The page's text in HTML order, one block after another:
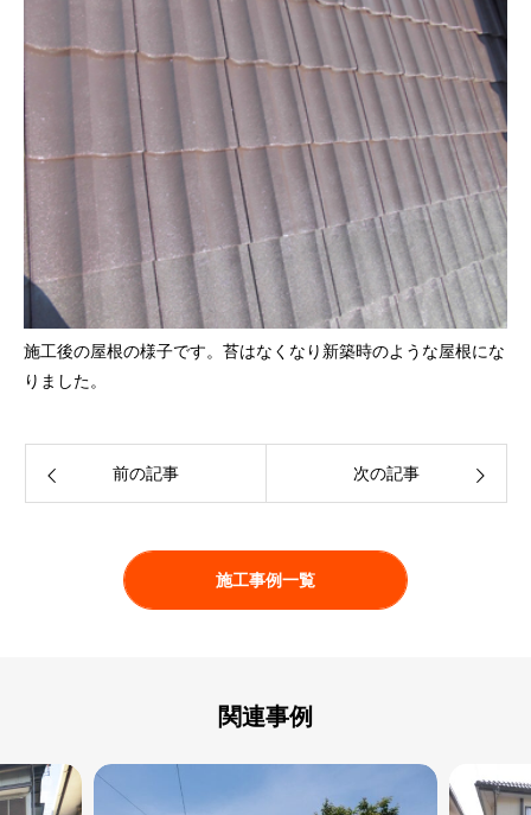
施工後の屋根の様子です。苔はなくなり新築時のような屋根にな
りました。
前の記事 次の記事
施工事例一覧
関連事例